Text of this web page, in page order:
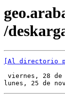
/
[Al directorio
viernes, 28
lunes, 25 de